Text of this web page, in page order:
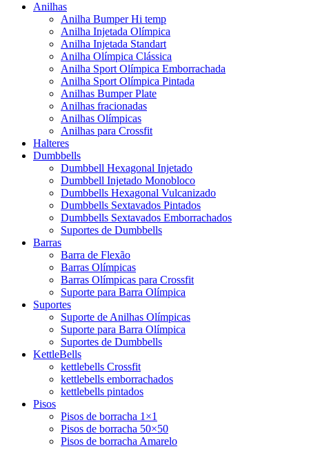
Anilhas
Anilha Bumper Hi temp
Anilha Injetada Olímpica
Anilha Injetada Standart
Anilha Olímpica Clássica
Anilha Sport Olímpica Emborrachada
Anilha Sport Olímpica Pintada
Anilhas Bumper Plate
Anilhas fracionadas
Anilhas Olímpicas
Anilhas para Crossfit
Halteres
Dumbbells
Dumbbell Hexagonal Injetado
Dumbbell Injetado Monobloco
Dumbbells Hexagonal Vulcanizado
Dumbbells Sextavados Pintados
Dumbbells Sextavados Emborrachados
Suportes de Dumbbells
Barras
Barra de Flexão
Barras Olímpicas
Barras Olímpicas para Crossfit
Suporte para Barra Olímpica
Suportes
Suporte de Anilhas Olímpicas
Suporte para Barra Olímpica
Suportes de Dumbbells
KettleBells
kettlebells Crossfit
kettlebells emborrachados
kettlebells pintados
Pisos
Pisos de borracha 1×1
Pisos de borracha 50×50
Pisos de borracha Amarelo